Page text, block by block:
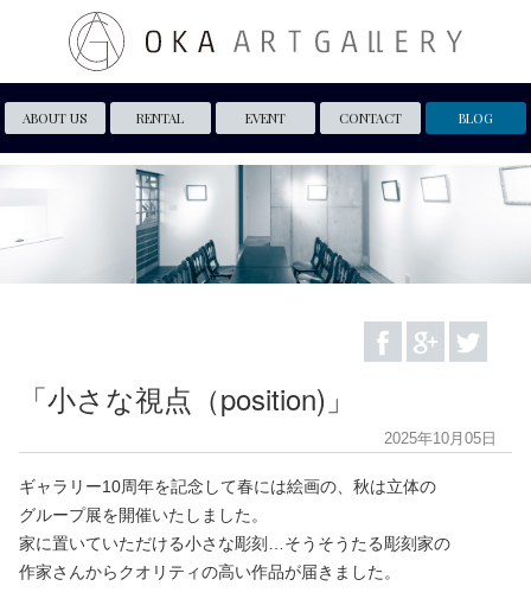
ABOUT US RENTAL EVENT CONTACT BLOG
「小さな視点（position)」
2025年10月05日
ギャラリー10周年を記念して春には絵画の、秋は立体の
グループ展を開催いたしました。
家に置いていただける小さな彫刻…そうそうたる彫刻家の
作家さんからクオリティの高い作品が届きました。